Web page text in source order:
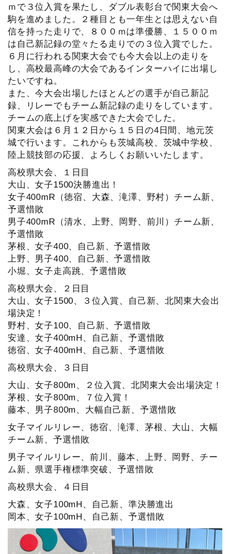
ｍで３位入賞を果たし、ダブル表彰台で関東大会へ
駒を進めました。２種目とも一年生とは思えない自
信を持った走りで、８００ｍは準優勝、１５００ｍ
は自己新記録の堂々たる走りでの３位入賞でした。
６月に行われる関東大会でも今大会以上の走りを
し、高校最高峰の大会であるインターハイに出場し
たいですね。
また、今大会出場したほとんどの選手が自己新記
録、リレーでもチーム新記録の走りをしています。
チームの底上げを実感できた大会でした。
関東大会は６月１２日から１５日の4日間、地元茨
城で行います。これからも茨城高校、茨城中学校、
陸上競技部の応援、よろしくお願いいたします。
高校県大会、１日目
大山、女子1500決勝進出！
女子400mR（徳宿、大森、滝澤、野村）チーム新、
予選惜敗
男子400mR（清水、上野、岡野、前川）チーム新、
予選惜敗
茅根、女子400、自己新、予選惜敗
上野、男子400、自己新、予選惜敗
小堀、女子走高跳、予選惜敗
高校県大会、２日目
大山、女子1500、３位入賞、自己新、北関東大会出
場決定！
野村、女子100、自己新、予選惜敗
安達、女子400mH、自己新、予選惜敗
徳宿、女子400mH、自己新、予選惜敗
高校県大会、３日目
大山、女子800m、２位入賞、北関東大会出場決定！
茅根、女子800m、７位入賞！
藤本、男子800m、大幅自己新、予選惜敗
女子マイルリレー、徳宿、滝澤、茅根、大山、大幅
チーム新、予選惜敗
男子マイルリレー、前川、藤本、上野、岡野、チー
ム新、県選手権標準突破、予選惜敗
高校県大会、４日目
大森、女子100mH、自己新、準決勝進出
岡本、女子100mH、自己新、予選惜敗